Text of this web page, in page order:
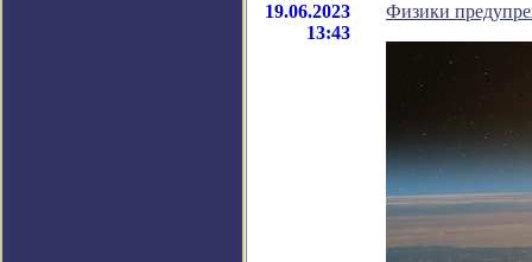
19.06.2023
13:43
Физики